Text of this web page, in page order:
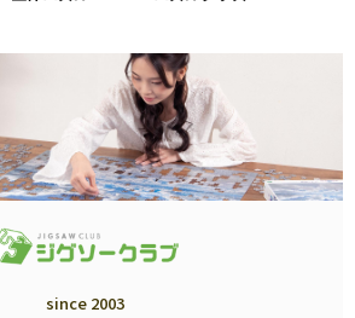
since 2003